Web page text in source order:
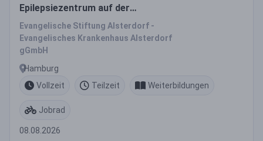
Epilepsiezentrum auf der
Monitoring Station
Evangelische Stiftung Alsterdorf -
Evangelisches Krankenhaus Alsterdorf
gGmbH
Hamburg
Vollzeit
Teilzeit Weiterbildungen
Jobrad
08.08.2026